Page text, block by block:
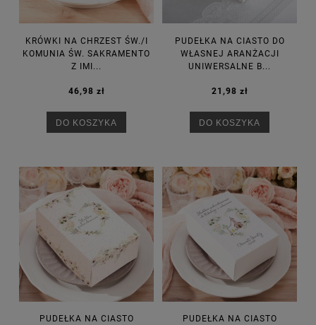
KRÓWKI NA CHRZEST ŚW./I
KOMUNIA ŚW. SAKRAMENTO
Z IMI...
46,98 zł
DO KOSZYKA
PUDEŁKA NA CIASTO DO
WŁASNEJ ARANŻACJI
UNIWERSALNE B...
21,98 zł
DO KOSZYKA
PUDEŁKA NA CIASTO
PUDEŁKA NA CIASTO